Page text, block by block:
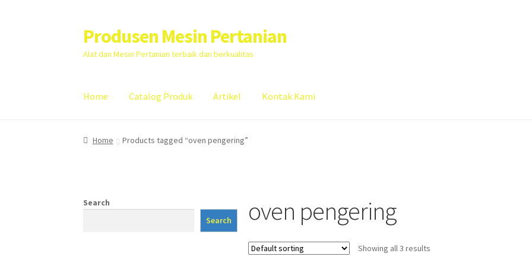
Skip
to
navigation
Skip
to
content
Produsen Mesin Pertanian
Alat dan Mesin Pertanian terbaik dan berkualitas
Home Catalog Produk Artikel Kontak Kami
Home Artikel Cart Checkout Kontak Kami
Home Products tagged “oven pengering”
oven pengering
Showing all 3 results
Search
Search